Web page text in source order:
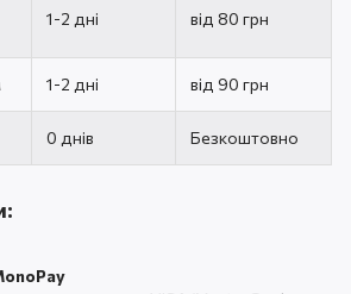
1-2 дні від 80 грн
1-2 дні від 90 грн
0 днів Безкоштовно